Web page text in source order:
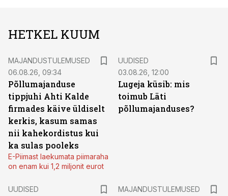
HETKEL KUUM
MAJANDUSTULEMUSED
06.08.26, 09:34
Põllumajanduse
tippjuhi Ahti Kalde
firmades käive üldiselt
kerkis, kasum samas
nii kahekordistus kui
ka sulas pooleks
E-Piimast laekumata piimaraha
on enam kui 1,2 miljonit eurot
UUDISED
03.08.26, 12:00
Lugeja küsib: mis
toimub Läti
põllumajanduses?
UUDISED
MAJANDUSTULEMUSED